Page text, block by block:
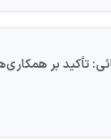
تأکید بر